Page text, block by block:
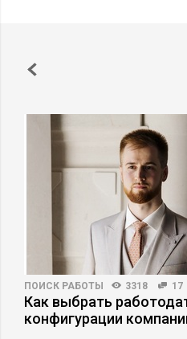
ПОИСК РАБОТЫ 3318 17
Как выбрать
конфигурации